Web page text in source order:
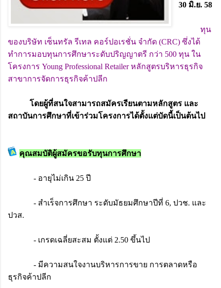
30 มิ.ย. 58
ทุน
ของบริษัท เซ็นทรัล รีเทล คอร์ปอเรชั่น จำกัด (CRC) ซึ่งได้
ทำการมอบทุนการศึกษาระดับปริญญาตรี กว่า 500 ทุน ใน
โครงการ Young Professional Retailer หลักสูตรบริหารธุรกิจ
สาขาการจัดการธุรกิจค้าปลีก
โดยผู้ที่สนใจสามารถสมัครเรียนตามหลักสูตร และ
สถาบันการศึกษาที่เข้าร่วมโครงการได้ตั้งแต่บัดนี้เป็นต้นไป
คุณสมบัติผู้สมัครขอรับทุนการศึกษา
- อายุไม่เกิน 25 ปี
- สำเร็จการศึกษา ระดับมัธยมศึกษาปีที่ 6, ปวช. และ
ปวส.
- เกรดเฉลี่ยสะสม ตั้งแต่ 2.50 ขึ้นไป
- มีความสนใจงานบริหารการขาย การตลาดหรือ
ธุรกิจค้าปลีก